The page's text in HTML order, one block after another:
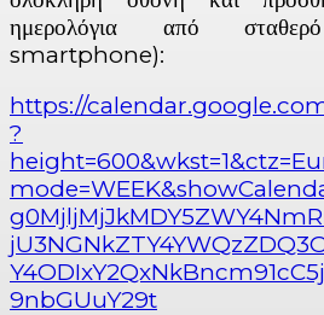
ημερολόγια από
smartphone):
https://
?
9nbGUuY29t